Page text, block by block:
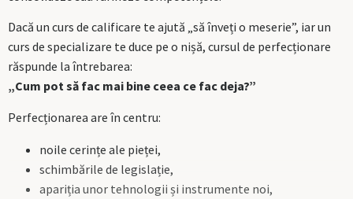
Dacă un curs de calificare te ajută „să înveți o meserie”, iar un
curs de specializare te duce pe o nișă, cursul de perfecționare
răspunde la întrebarea:
„Cum pot să fac mai bine ceea ce fac deja?”
Perfecționarea are în centru:
noile cerințe ale pieței,
schimbările de legislație,
apariția unor tehnologii și instrumente noi,